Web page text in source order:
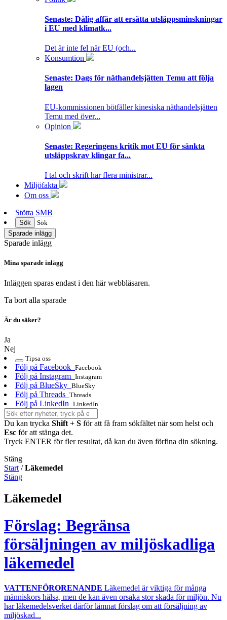
Senaste: Dålig affär att ersätta utsläppsminskningar
i EU med klimatk...
Det är inte fel när EU (och...
Konsumtion
Senaste: Dags för näthandelsjätten Temu att följa
lagen
EU-kommissionen bötfäller kinesiska näthandelsjätten
Temu med över...
Opinion
Senaste: Regeringens kritik mot EU för sänkta
utsläppskrav klingar fa...
I tal och skrift har flera ministrar...
Miljöfakta
Om oss
Stötta SMB
Sök
Sök
Sparade inlägg
Sparade inlägg
Mina sparade inlägg
Inläggen sparas endast i den här webbläsaren.
Ta bort alla sparade
Är du säker?
Ja
Nej
Tipsa oss
Följ på Facebook Facebook
Följ på Instagram Instagram
Följ på BlueSky BlueSky
Följ på Threads Threads
Följ på LinkedIn LinkedIn
Du kan trycka Shift + S för att få fram sökfältet när som helst och
Esc för att stänga det.
Tryck ENTER för fler resultat, då kan du även förfina din sökning.
Stäng
Start /Läkemedel
Stäng
Läkemedel
Förslag: Begränsa
försäljningen av miljöskadliga
läkemedel
VATTENFÖRORENANDE Läkemedel är viktiga för många
människors hälsa, men de kan även orsaka stor skada för miljön. Nu
har läkemedelsverket därför lämnat förslag om att försäljning av
miljöskad...